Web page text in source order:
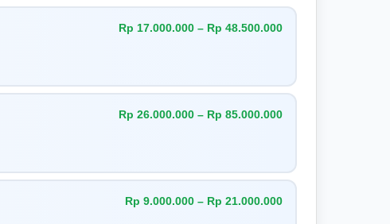
Rp 17.000.000 – Rp 48.500.000
Rp 26.000.000 – Rp 85.000.000
Rp 9.000.000 – Rp 21.000.000